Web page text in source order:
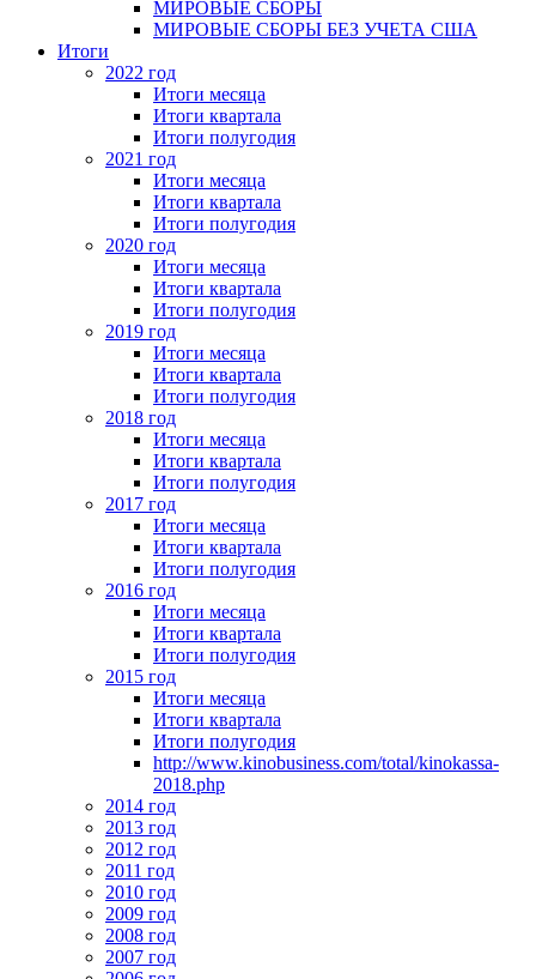
МИРОВЫЕ СБОРЫ
МИРОВЫЕ СБОРЫ БЕЗ УЧЕТА США
Итоги
2022 год
Итоги месяца
Итоги квартала
Итоги полугодия
2021 год
Итоги месяца
Итоги квартала
Итоги полугодия
2020 год
Итоги месяца
Итоги квартала
Итоги полугодия
2019 год
Итоги месяца
Итоги квартала
Итоги полугодия
2018 год
Итоги месяца
Итоги квартала
Итоги полугодия
2017 год
Итоги месяца
Итоги квартала
Итоги полугодия
2016 год
Итоги месяца
Итоги квартала
Итоги полугодия
2015 год
Итоги месяца
Итоги квартала
Итоги полугодия
http://www.kinobusiness.com/total/kinokassa-
2018.php
2014 год
2013 год
2012 год
2011 год
2010 год
2009 год
2008 год
2007 год